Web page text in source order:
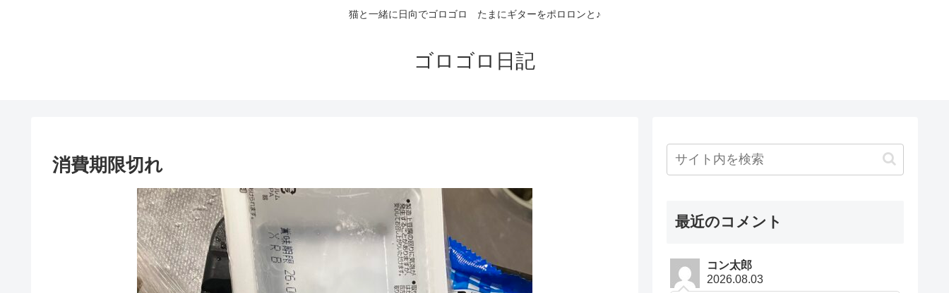
猫と一緒に日向でゴロゴロ たまにギターをポロロンと♪
ゴロゴロ日記
消費期限切れ
最近のコメント
コン太郎
2026.08.03